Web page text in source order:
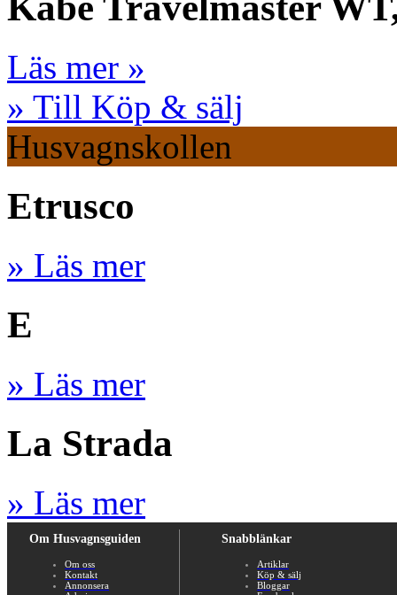
Läs mer »
» Till Köp & sälj
Husvagnskollen
Etrusco
» Läs mer
E
» Läs mer
La Strada
» Läs mer
Om Husvagnsguiden
Om oss
Kontakt
Annonsera
Snabblänkar
Artiklar
Köp & sälj
Bloggar